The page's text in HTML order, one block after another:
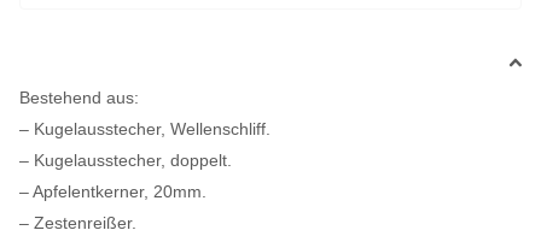
Bestehend aus:
– Kugelausstecher, Wellenschliff.
– Kugelausstecher, doppelt.
– Apfelentkerner, 20mm.
– Zestenreißer.